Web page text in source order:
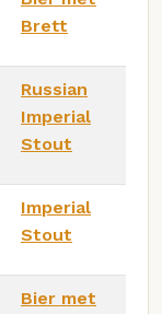
Brett
Russian
Imperial
Stout
Imperial
Stout
Bier met